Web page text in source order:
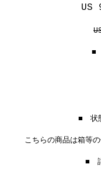
US
■
■
こちらの商品は箱等
■